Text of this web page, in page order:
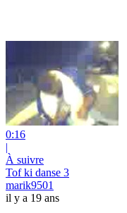
0:16
|
À suivre
Tof ki danse 3
marik9501
il y a 19 ans